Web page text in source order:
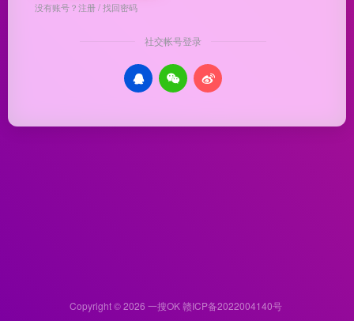
没有账号？注册/找回密码
社交帐号登录
Copyright © 2026 一搜OK赣ICP备2022004140号